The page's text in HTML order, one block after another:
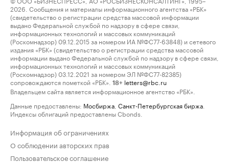
2026. Сообщения и материалы информационного агентства «РБК»
(свидетельство о регистрации средства массовой информации
выдано Федеральной службой по надзору в сфере связи,
информационных технологий и массовых коммуникаций
(Роскомнадзор) 09.12.2015 за номером ИА №ФС77-63848) и сетевого
издания «РБК» (свидетельство о регистрации средства массовой
информации выдано Федеральной службой по надзору в сфере связи,
информационных технологий и массовых коммуникаций
(Роскомнадзор) 03.12.2021 за номером ЭЛ №ФС77-82385)
сопровождаются пометкой «РБК».
18+ letters@rbc.ru
Владельцем сайта является информационное агентство «РБК».
Данные предоставлены: Мосбиржа Санкт-Петербургская биржа
Индексы облигаций предоставлены Cbonds.
Информация об ограничениях
О соблюдении авторских прав
Пользовательское соглашение